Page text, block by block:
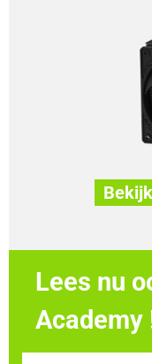
Lees nu
Academy